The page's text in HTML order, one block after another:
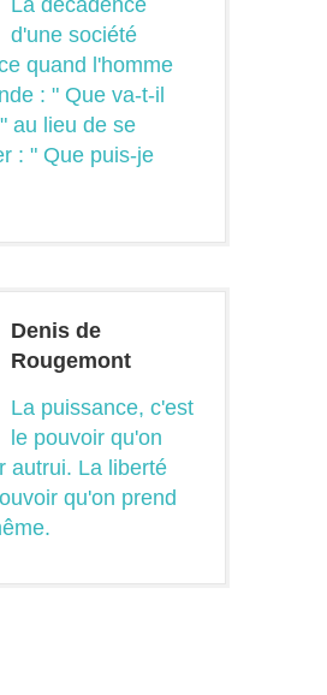
La décadence
d'une société
quand l'homme
: " Que va-t-il
au lieu de se
: " Que puis-je
Denis de
Rougemont
La puissance, c'est
le pouvoir qu'on
autrui. La liberté
qu'on prend